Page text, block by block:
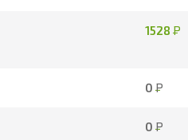
1528Р
0Р
0Р